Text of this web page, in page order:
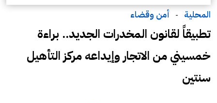
المحلية - أمن وقضاء
تطبيقاً لقانون المخدرات الجديد.. براءة
خمسيني من الاتجار وإيداعه مركز التأهيل
سنتين